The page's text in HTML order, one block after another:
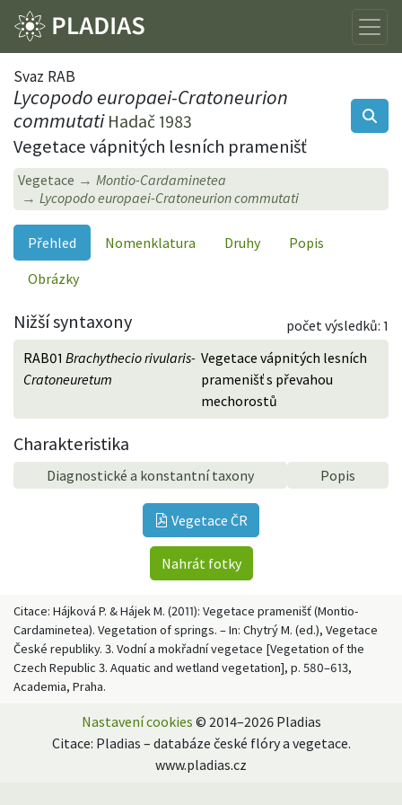
Svaz RAB
Lycopodo europaei-Cratoneurion
commutati Hadač 1983
Vegetace vápnitých lesních pramenišť
Vegetace
Montio-Cardaminetea
Lycopodo europaei-Cratoneurion commutati
Přehled Nomenklatura Druhy
Popis
Obrázky
Nižší syntaxony
počet výsledků: 1
RAB01Brachythecio rivularis-
Cratoneuretum
Vegetace vápnitých lesních
pramenišť s převahou
mechorostů
Charakteristika
Diagnostické a konstantní taxony Popis
Vegetace ČR
Nahrát fotky
Citace: Hájková P. & Hájek M. (2011): Vegetace pramenišť (Montio-
Cardaminetea). Vegetation of springs. – In: Chytrý M. (ed.), Vegetace
České republiky. 3. Vodní a mokřadní vegetace [Vegetation of the
Czech Republic 3. Aquatic and wetland vegetation], p. 580–613,
Academia, Praha.
Nastavení cookies © 2014–2026 Pladias
Citace: Pladias – databáze české flóry a vegetace.
www.pladias.cz